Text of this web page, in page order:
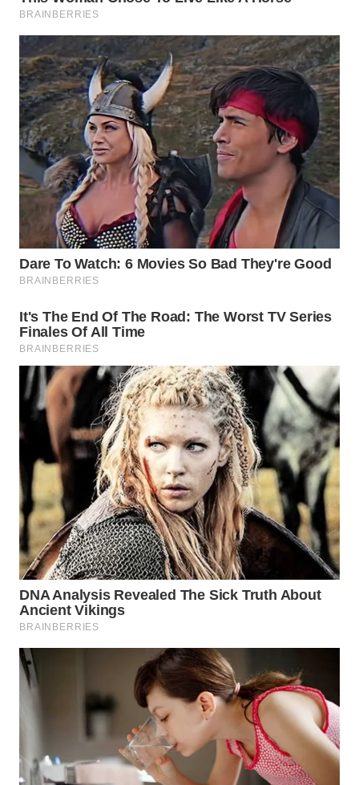
WN
SAMOSIR
WN
PADANG
LAWAS
WN
SUMEDANG
WN
CIANJUR
WN
KEPULAUAN
WN
TANGERANG
WN
BINJAI
WN
CIREBON
WN
INDRAMAYU
WN
KUNINGAN
MAJALENGKA
WN
SUKABUMI